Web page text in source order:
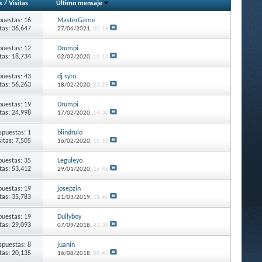
/Visitas Último mensaje
16
36,647
MasterGame
27/06/2021, 00:18
12
18,734
Drumpi
02/07/2020, 10:14
43
56,263
dj syto
18/02/2020, 23:28
19
24,998
Drumpi
17/02/2020, 14:00
1
7,505
blindrulo
16/02/2020, 15:16
35
53,412
Leguleyo
29/01/2020, 16:48
19
35,783
josepzin
21/03/2019, 11:40
19
29,093
Dullyboy
07/09/2018, 23:08
8
20,135
juanin
16/08/2018, 08:43